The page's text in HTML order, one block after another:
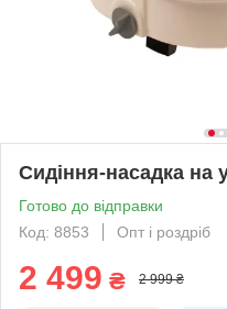
Сидіння-насадка на
Готово до відправки
Код: 8853
Опт і роздріб
2 499 ₴ 2 999 ₴